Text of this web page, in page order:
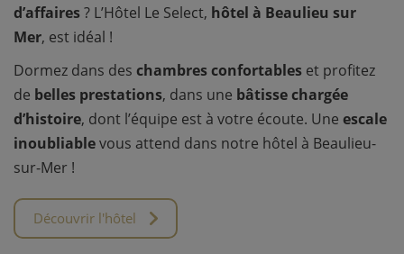
d’affaires? L’Hôtel Le Select, hôtel à Beaulieu sur
Mer, est idéal !
Dormez dans des chambres confortables et profitez
de belles prestations, dans une bâtisse chargée
d’histoire, dont l’équipe est à votre écoute. Une escale
inoubliablevous attend dans notre hôtel à Beaulieu-
sur-Mer !
Découvrir l'hôtel